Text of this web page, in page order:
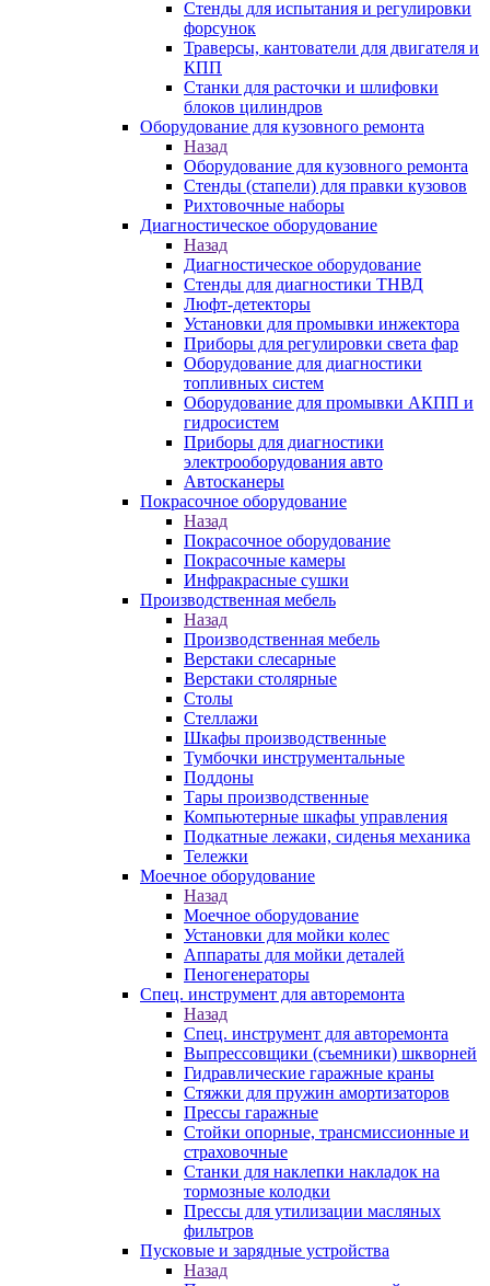
Стенды для испытания и регулировки
форсунок
Траверсы, кантователи для двигателя и
КПП
Станки для расточки и шлифовки
блоков цилиндров
Оборудование для кузовного ремонта
Назад
Оборудование для кузовного ремонта
Стенды (стапели) для правки кузовов
Рихтовочные наборы
Диагностическое оборудование
Назад
Диагностическое оборудование
Стенды для диагностики ТНВД
Люфт-детекторы
Установки для промывки инжектора
Приборы для регулировки света фар
Оборудование для диагностики
топливных систем
Оборудование для промывки АКПП и
гидросистем
Приборы для диагностики
электрооборудования авто
Автосканеры
Покрасочное оборудование
Назад
Покрасочное оборудование
Покрасочные камеры
Инфракрасные сушки
Производственная мебель
Назад
Производственная мебель
Верстаки слесарные
Верстаки столярные
Столы
Стеллажи
Шкафы производственные
Тумбочки инструментальные
Поддоны
Тары производственные
Компьютерные шкафы управления
Подкатные лежаки, сиденья механика
Тележки
Моечное оборудование
Назад
Моечное оборудование
Установки для мойки колес
Аппараты для мойки деталей
Пеногенераторы
Спец. инструмент для авторемонта
Назад
Спец. инструмент для авторемонта
Выпрессовщики (съемники) шкворней
Гидравлические гаражные краны
Стяжки для пружин амортизаторов
Прессы гаражные
Стойки опорные, трансмиссионные и
страховочные
Станки для наклепки накладок на
тормозные колодки
Прессы для утилизации масляных
фильтров
Пусковые и зарядные устройства
Назад